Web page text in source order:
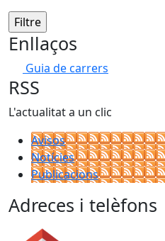
Enllaços
Guia de carrers
RSS
L'actualitat a un clic
Avisos
Notícies
Publicacions
Adreces i telèfons